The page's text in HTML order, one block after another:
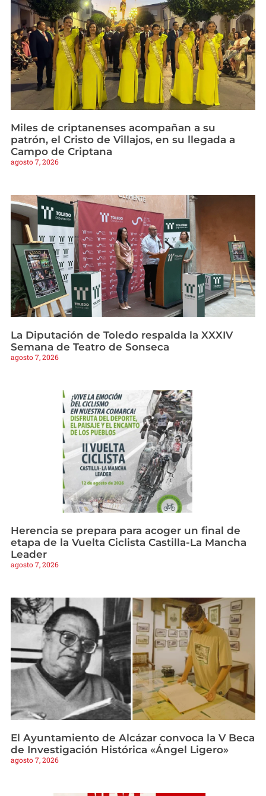
Miles de criptanenses acompañan a su
patrón, el Cristo de Villajos, en su llegada a
Campo de Criptana
agosto 7, 2026
La Diputación de Toledo respalda la XXXIV
Semana de Teatro de Sonseca
agosto 7, 2026
Herencia se prepara para acoger un final de
etapa de la Vuelta Ciclista Castilla-La Mancha
Leader
agosto 7, 2026
El Ayuntamiento de Alcázar convoca la V Beca
de Investigación Histórica «Ángel Ligero»
agosto 7, 2026